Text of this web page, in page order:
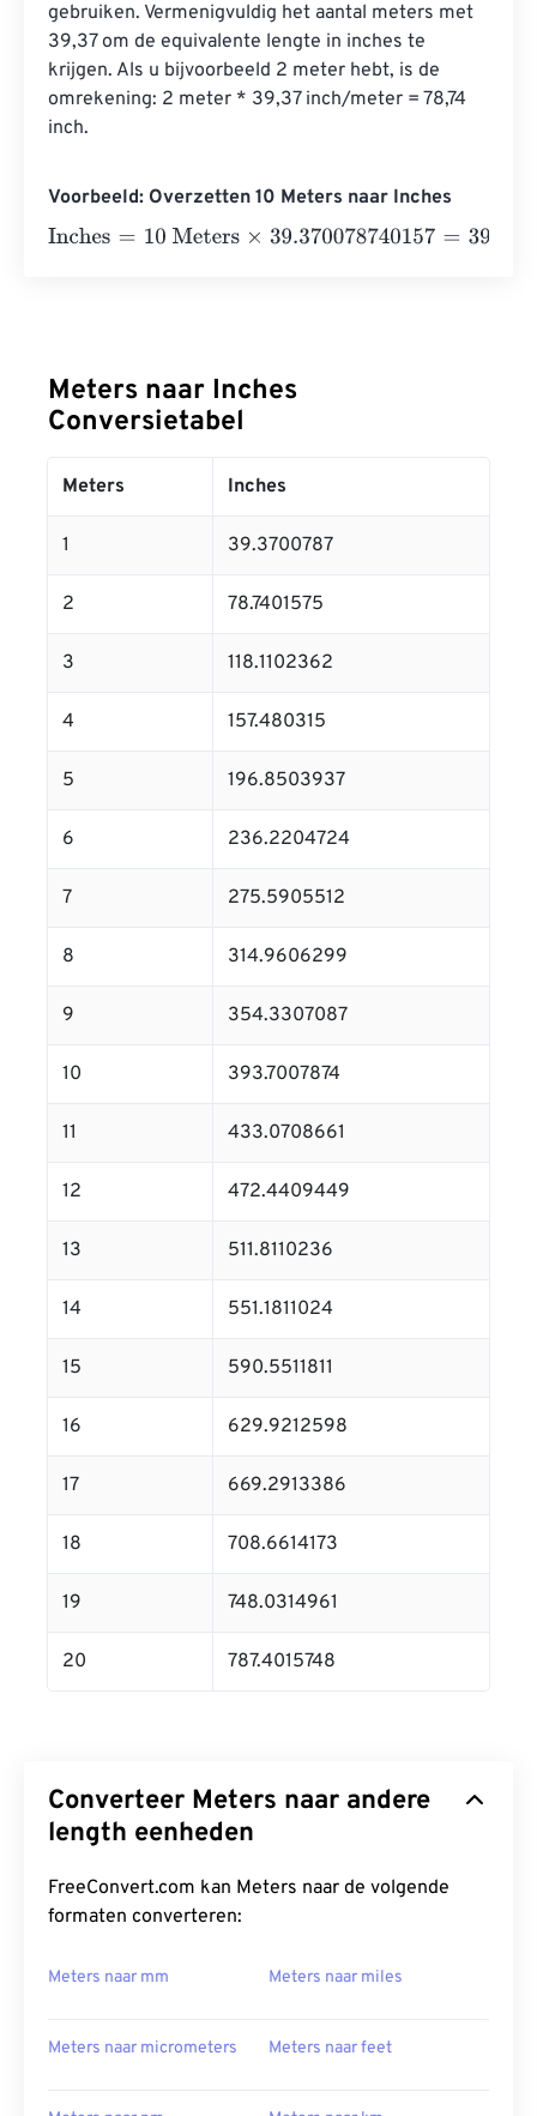
gebruiken. Vermenigvuldig het aantal meters met
39,37 om de equivalente lengte in inches te
krijgen. Als u bijvoorbeeld 2 meter hebt, is de
omrekening: 2 meter * 39,37 inch/meter = 78,74
inch.
Voorbeeld: Overzetten 10 Meters naar Inches
Inches= 10 Meters×39.370078740157=393.7007874
Meters naar Inches
Conversietabel
Meters Inches
1 39.3700787
2 78.7401575
3 118.1102362
4 157.480315
5 196.8503937
6 236.2204724
7 275.5905512
8 314.9606299
9 354.3307087
10 393.7007874
11 433.0708661
12 472.4409449
13 511.8110236
14 551.1811024
15 590.5511811
16 629.9212598
17 669.2913386
18 708.6614173
19 748.0314961
20 787.4015748
Converteer Meters naar andere
length eenheden
FreeConvert.com kan Meters naar de volgende
formaten converteren:
Meters naar mm Meters naar miles
Meters naar micrometers Meters naar feet